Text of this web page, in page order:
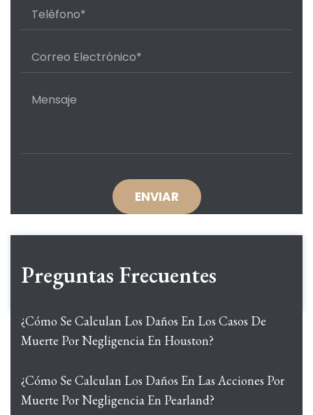
Preguntas Frecuentes
¿Cómo Se Calculan Los Daños En Los Casos De
Muerte Por Negligencia En Houston?
¿Cómo Se Calculan Los Daños En Las Acciones Por
Muerte Por Negligencia En Pearland?